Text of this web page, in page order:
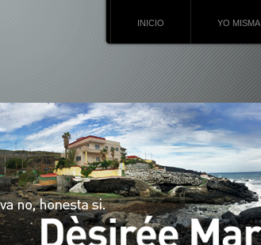
INICIO YO MISMA